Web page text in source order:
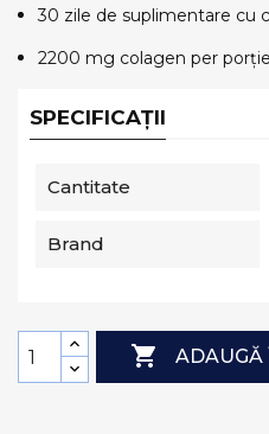
30 zile de suplimentare cu
2200 mg colagen per porție
SPECIFICAȚII
Cantitate
Brand
 ADAUGĂ